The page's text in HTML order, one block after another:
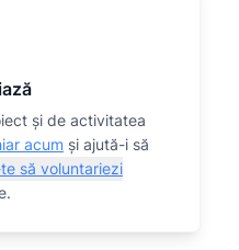
și de activitatea
acum și ajută-i să
să voluntariezi